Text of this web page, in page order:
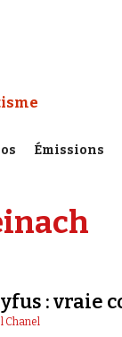
:
Émissions
: vraie
Chanel